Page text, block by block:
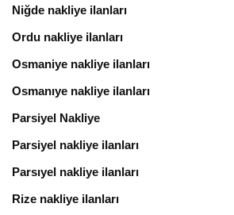
Niğde nakliye ilanları
Ordu nakliye ilanları
Osmaniye nakliye ilanları
Osmanıye nakliye ilanları
Parsiyel Nakliye
Parsiyel nakliye ilanları
Parsıyel nakliye ilanları
Rize nakliye ilanları